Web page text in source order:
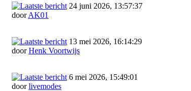
24 juni 2026, 13:57:37
doorAK01
13 mei 2026, 16:14:29
doorHenk Voortwijs
6 mei 2026, 15:49:01
doorlivemodes